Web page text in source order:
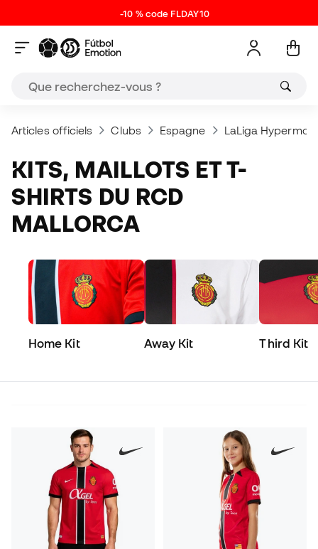
-10 % code FLDAY10
Articles officiels Clubs Espagne LaLiga
KITS, MAILLOTS ET T-
SHIRTS DU RCD
MALLORCA
Home Kit Away Kit Third Kit